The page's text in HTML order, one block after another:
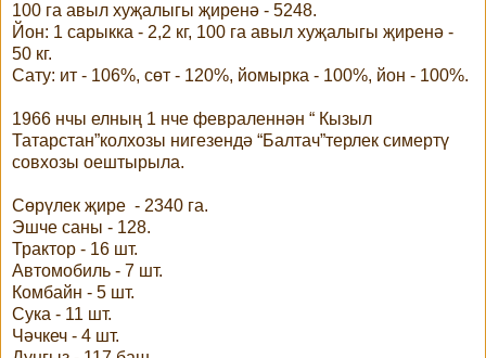
100 га авыл хуҗалыгы җиренә - 5248.
Йон: 1 сарыкка - 2,2 кг, 100 га авыл хуҗалыгы җиренә -
50 кг.
Сату: ит - 106%, сөт - 120%, йомырка - 100%, йон - 100%.
1966 нчы елның 1 нче февраленнән “ Кызыл
Татарстан”колхозы нигезендә “Балтач”терлек симертү
совхозы оештырыла.
Сөрүлек җире - 2340 га.
Эшче саны - 128.
Трактор - 16 шт.
Автомобиль - 7 шт.
Комбайн - 5 шт.
Сука - 11 шт.
Чәчкеч - 4 шт.